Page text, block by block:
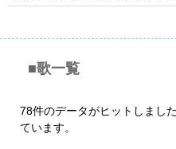
■歌一覧
78件のデータがヒットしまし
ています。